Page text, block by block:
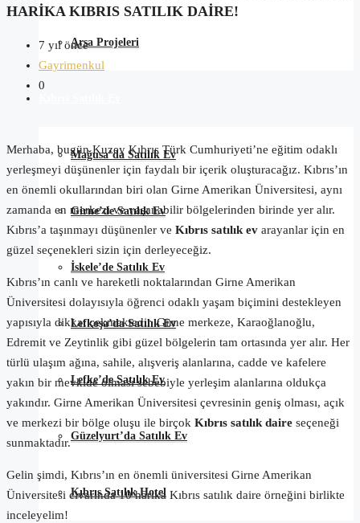
Arsa Projeleri
Mağusa’da Satılık Ev
Girne’de Satılık Ev
İskele’de Satılık Ev
Lefkoşa’da Satılık Ev
Lefke’de Satılık Ev
Güzelyurt’da Satılık Ev
Kıbrıs Satılık Hotel
HARIKA KIBRIS SATILIK DAIRE!
7 yıl önce
Gayrimenkul
0
Merhaba, bugün Kuzey Kıbrıs Türk Cumhuriyeti’ne eğitim odaklı
yerleşmeyi düşünenler için faydalı bir içerik oluşturacağız. Kıbrıs’ın
en önemli okullarından biri olan Girne Amerikan Üniversitesi, aynı
zamanda en merkezi ve yaşanabilir bölgelerinden birinde yer alır.
Kıbrıs’a taşınmayı düşünenler ve Kıbrıs satılık ev arayanlar için en
güzel seçenekleri sizin için derleyeceğiz.
Kıbrıs’ın canlı ve hareketli noktalarından Girne Amerikan
Üniversitesi dolayısıyla öğrenci odaklı yaşam biçimini destekleyen
yapısıyla dikkat çekmektedir. Girne merkeze, Karaoğlanoğlu,
Edremit ve Zeytinlik gibi güzel bölgelerin tam ortasında yer alır. Her
türlü ulaşım ağına, sahile, alışveriş alanlarına, cadde ve kafelere
yakın bir mevkide olması sebebiyle yerleşim alanlarına oldukça
yakındır. Girne Amerikan Üniversitesi çevresinin geniş olması, açık
ve merkezi bir bölge oluşu ile birçok Kıbrıs satılık daire seçeneği
sunmaktadır.
Gelin şimdi, Kıbrıs’ın en önemli üniversitesi Girne Amerikan
Üniversitesi civarında 10 harika Kıbrıs satılık daire örneğini birlikte
inceleyelim!